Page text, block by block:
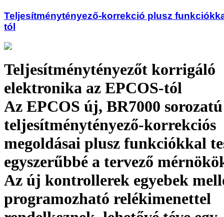
Teljesítménytényező-korrekció plusz
tól
Teljesítménytényezőt korrigáló
elektronika az EPCOS-tól
Az EPCOS új, BR7000 sorozatú
teljesítménytényező-korrekciós
megoldásai plusz funkciókkal
egyszerűbbé a tervező
Az új kontrollerek egyebek
programozható relékimenettel